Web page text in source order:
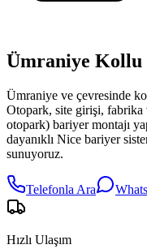
Ümraniye Kollu
Ümraniye ve çevresinde
Otopark, site girişi,
otopark) bariyer montajı
dayanıklı Nice bariyer
sunuyoruz.
Telefonla Ara
Hızlı Ulaşım